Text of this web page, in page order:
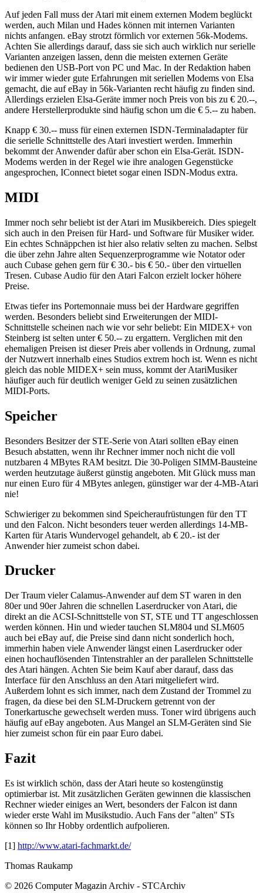
Auf jeden Fall muss der Atari mit einem externen Modem beglückt
werden, auch Milan und Hades können mit internen Varianten
nichts anfangen. eBay strotzt förmlich vor externen 56k-Modems.
Achten Sie allerdings darauf, dass sie sich auch wirklich nur serielle
Varianten anzeigen lassen, denn die meisten externen Geräte
bedienen den USB-Port von PC und Mac. In der Redaktion haben
wir immer wieder gute Erfahrungen mit seriellen Modems von Elsa
gemacht, die auf eBay in 56k-Varianten recht häufig zu finden sind.
Allerdings erzielen Elsa-Geräte immer noch Preis von bis zu € 20.--,
andere Herstellerprodukte sind häufig schon um die € 5.-- zu haben.
Knapp € 30.-- muss für einen externen ISDN-Terminaladapter für
die serielle Schnittstelle des Atari investiert werden. Immerhin
bekommt der Anwender dafür aber schon ein Elsa-Gerät. ISDN-
Modems werden in der Regel wie ihre analogen Gegenstücke
angesprochen, IConnect bietet sogar einen ISDN-Modus extra.
MIDI
Immer noch sehr beliebt ist der Atari im Musikbereich. Dies spiegelt
sich auch in den Preisen für Hard- und Software für Musiker wider.
Ein echtes Schnäppchen ist hier also relativ selten zu machen. Selbst
die über zehn Jahre alten Sequenzerprogramme wie Notator oder
auch Cubase gehen gern für € 30.- bis € 50.- über den virtuellen
Tresen. Cubase Audio für den Atari Falcon erzielt locker höhere
Preise.
Etwas tiefer ins Portemonnaie muss bei der Hardware gegriffen
werden. Besonders beliebt sind Erweiterungen der MIDI-
Schnittstelle scheinen nach wie vor sehr beliebt: Ein MIDEX+ von
Steinberg ist selten unter € 50.-- zu ergattern. Verglichen mit den
ehemaligen Preisen ist dieser Preis aber vollends in Ordnung, zumal
der Nutzwert innerhalb eines Studios extrem hoch ist. Wenn es nicht
gleich das noble MIDEX+ sein muss, kommt der AtariMusiker
häufiger auch für deutlich weniger Geld zu seinen zusätzlichen
MIDI-Ports.
Speicher
Besonders Besitzer der STE-Serie von Atari sollten eBay einen
Besuch abstatten, wenn ihr Rechner immer noch nicht die voll
nutzbaren 4 MBytes RAM besitzt. Die 30-Poligen SIMM-Bausteine
werden heutzutage äußerst günstig angeboten. Mit Glück muss man
nur einen Euro für 4 MBytes anlegen, günstiger war der 4-MB-Atari
nie!
Schwieriger zu bekommen sind Speicheraufrüstungen für den TT
und den Falcon. Nicht besonders teuer werden allerdings 14-MB-
Karten für Ataris Wundervogel gehandelt, ab € 20.- ist der
Anwender hier zumeist schon dabei.
Drucker
Der Traum vieler Calamus-Anwender auf dem ST waren in den
80er und 90er Jahren die schnellen Laserdrucker von Atari, die
direkt an die ACSI-Schnittstelle von ST, STE und TT angeschlossen
werden können. Hin und wieder tauchen SLM804 und SLM605
auch bei eBay auf, die Preise sind dann nicht sonderlich hoch,
immerhin haben viele Anwender längst einen Laserdrucker oder
einen hochauflösenden Tintenstrahler an der parallelen Schnittstelle
des Atari hängen. Achten Sie beim Kauf aber darauf, dass das
Interface für den Anschluss an den Atari mitgeliefert wird.
Außerdem lohnt es sich immer, nach dem Zustand der Trommel zu
fragen, da diese bei den SLM-Druckern getrennt von der
Tonerkartusche gewechselt werden muss. Toner wird übrigens auch
häufig auf eBay angeboten. Aus Mangel an SLM-Geräten sind Sie
hier zumeist schon für ein paar Euro dabei.
Fazit
Es ist wirklich schön, dass der Atari heute so kostengünstig
optimierbar ist. Mit zusätzlichen Geräten gewinnen die klassischen
Rechner wieder einiges an Wert, besonders der Falcon ist dann
wieder erste Wahl im Musikstudio. Auch Fans der "alten" STs
können so Ihr Hobby ordentlich aufpolieren.
[1] http://www.atari-fachmarkt.de/
Thomas Raukamp
© 2026 Computer Magazin Archiv - STCArchiv